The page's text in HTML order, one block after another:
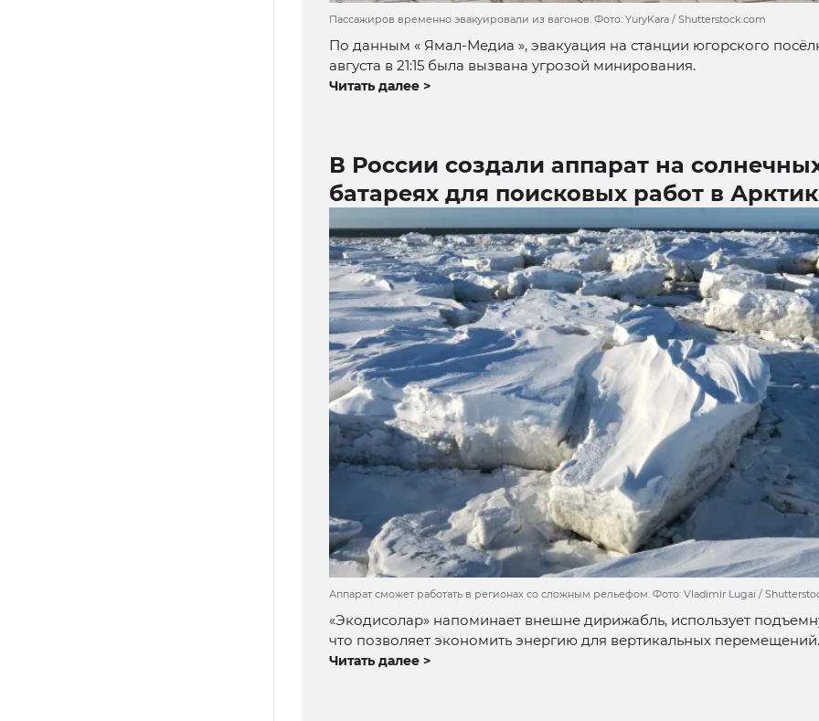
Пассажиров временно эвакуировали из вагонов. Фото: YuryKara / Shutterstock.com
По данным « Ямал-Медиа », эвакуация на станции югорского
августа в 21:15 была вызвана угрозой минирования.
Читать далее >
В России создали аппарат на
батареях для поисковых работ в
Аппарат сможет работать в регионах со сложным рельефом. Фото: Vladimir Lugai /
«Экодисолар» напоминает внешне дирижабль, использует
что позволяет экономить энергию для вертикальных перемещений.
Читать далее >